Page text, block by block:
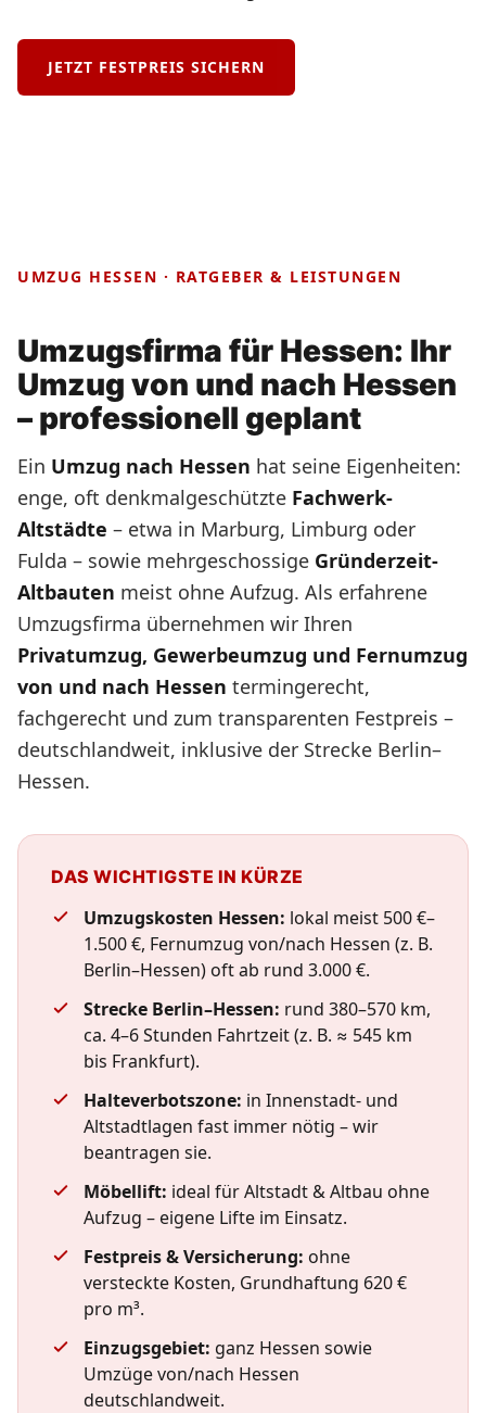
JETZT FESTPREIS SICHERN
UMZUG HESSEN · RATGEBER & LEISTUNGEN
Umzugsfirma für Hessen: Ihr
Umzug von und nach Hessen
– professionell geplant
Ein Umzug nach Hessen hat seine Eigenheiten:
enge, oft denkmalgeschützte Fachwerk-
Altstädte – etwa in Marburg, Limburg oder
Fulda – sowie mehrgeschossige Gründerzeit-
Altbauten meist ohne Aufzug. Als erfahrene
Umzugsfirma übernehmen wir Ihren
Privatumzug, Gewerbeumzug und Fernumzug
von und nach Hessen termingerecht,
fachgerecht und zum transparenten Festpreis –
deutschlandweit, inklusive der Strecke Berlin–
Hessen.
DAS WICHTIGSTE IN KÜRZE
Umzugskosten Hessen: lokal meist 500 €–
1.500 €, Fernumzug von/nach Hessen (z. B.
Berlin–Hessen) oft ab rund 3.000 €.
Strecke Berlin–Hessen: rund 380–570 km,
ca. 4–6 Stunden Fahrtzeit (z. B. ≈ 545 km
bis Frankfurt).
Halteverbotszone: in Innenstadt- und
Altstadtlagen fast immer nötig – wir
beantragen sie.
Möbellift: ideal für Altstadt & Altbau ohne
Aufzug – eigene Lifte im Einsatz.
Festpreis & Versicherung: ohne
versteckte Kosten, Grundhaftung 620 €
pro m³.
Einzugsgebiet: ganz Hessen sowie
Umzüge von/nach Hessen
deutschlandweit.